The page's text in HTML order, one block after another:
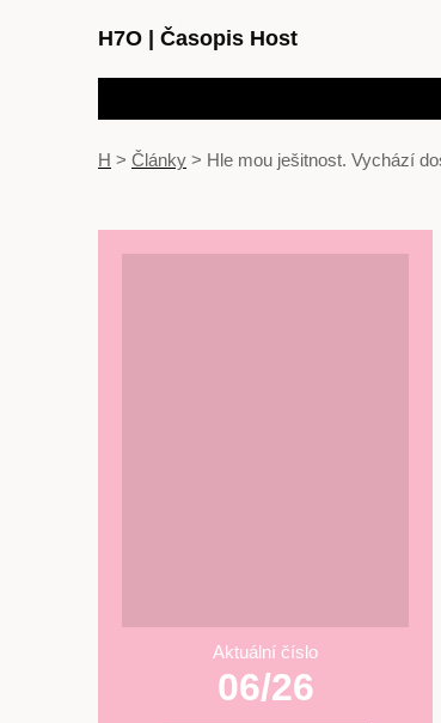
H7O Časopis Host
H > Články > Hle mou ješitnost. Vychází
Aktuální číslo
06/26